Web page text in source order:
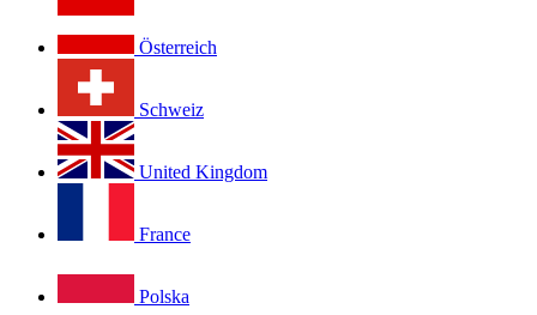
Österreich
Schweiz
United Kingdom
France
Polska